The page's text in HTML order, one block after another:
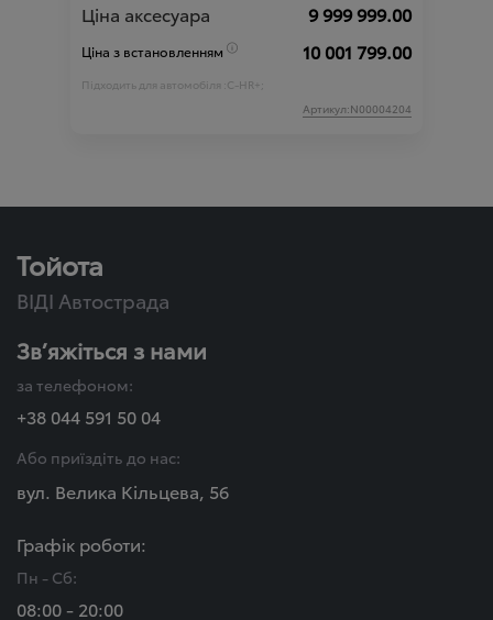
Ціна аксесуара 9 999 999.00
Ціна з встановленням 10 001 799.00
Підходить для автомобіля :C-HR+;
Артикул:N00004204
Тойота
ВІДІ Автострада
Зв’яжіться з нами
за телефоном:
+38 044 591 50 04
Або приїздіть до нас:
вул. Велика Кільцева, 56
Графік роботи:
Пн - Сб:
08:00 - 20:00